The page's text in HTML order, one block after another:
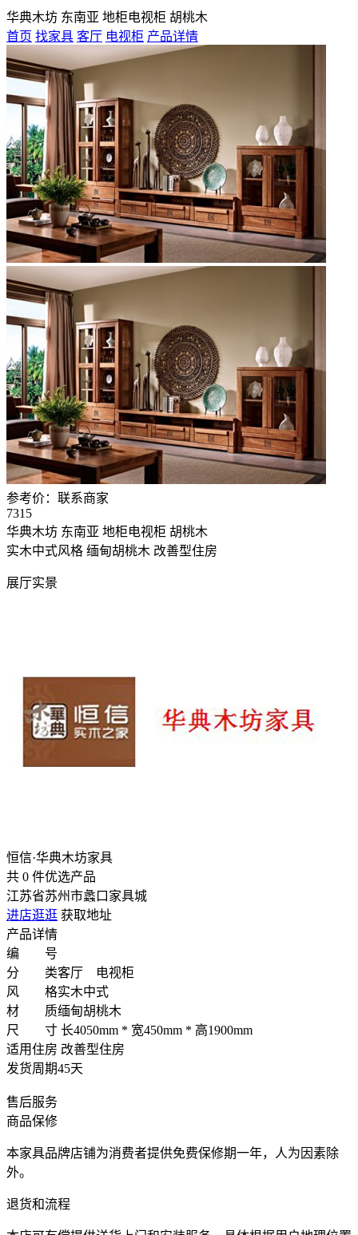
华典木坊 东南亚 地柜电视柜 胡桃木
首页 找家具 客厅 电视柜 产品详情
参考价： 联系商家
7315
华典木坊 东南亚 地柜电视柜 胡桃木
实木中式风格 缅甸胡桃木 改善型住房
展厅实景
恒信·华典木坊家具
共 0 件优选产品
江苏省苏州市蠡口家具城
进店逛逛 获取地址
产品详情
编 号
分 类客厅 电视柜
风 格实木中式
材 质缅甸胡桃木
尺 寸 长4050mm * 宽450mm * 高1900mm
适用住房 改善型住房
发货周期45天
售后服务
商品保修
本家具品牌店铺为消费者提供免费保修期一年，人为因素除
外。
退货和流程